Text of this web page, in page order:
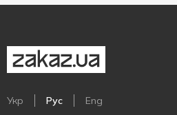
Укр Рус Eng